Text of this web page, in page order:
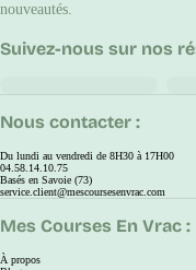
nouveautés.
Nous contacter :
Du lundi au vendredi de 8H30 à 17H00
04.58.14.10.75
Basés en Savoie (73)
service.client@mescoursesenvrac.com
Mes Courses En Vrac :
À propos
Suivez-nous sur nos